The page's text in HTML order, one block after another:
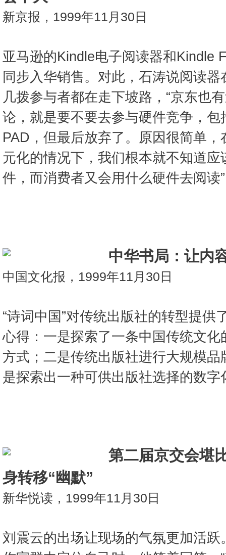
新京报，1999年11月30日
亚马逊的Kindle电子阅读器和Kindle
同步入华销售。对此，石涛说阅读
几拨参与者都在走下坡路，“京东也
论，就是要不要去参与硬件竞争，
PAD，但最后放弃了。原因很简单
元化的情况下，我们根本就不知道
件，而消费者又会用什么硬件去阅读
中华书局：让内
中国文化报，1999年11月30日
“诗词中国”对传统出版社的转型提供
心得：一是探索了一条中国传统文
方式；二是传统出版社进行大规模
是探索出一种可供出版社选择的数字
第二届京交会堪
身转移“幽默”
新华悦读，1999年11月30日
刘震云的出场让现场的气氛更加活